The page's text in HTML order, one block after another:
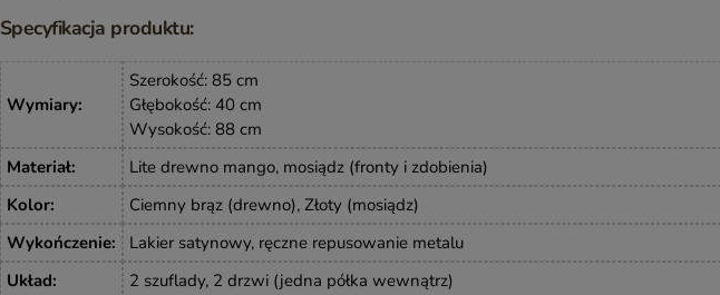
Specyfikacja produktu:
Wymiary:
Szerokość: 85 cm
Głębokość: 40 cm
Wysokość: 88 cm
Materiał:
Lite drewno mango, mosiądz (fronty i zdobienia)
Kolor:
Ciemny brąz (drewno), Złoty (mosiądz)
Wykończenie:
Lakier satynowy, ręczne repusowanie metalu
Układ:
2 szuflady, 2 drzwi (jedna półka wewnątrz)